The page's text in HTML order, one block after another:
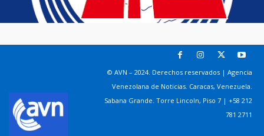
© AVN – 2024. Derechos reservados | Agencia
Venezolana de Noticias. Caracas, Venezuela.
Sabana Grande. Torre Lincoln, Piso 7 | +58 212
781 2711